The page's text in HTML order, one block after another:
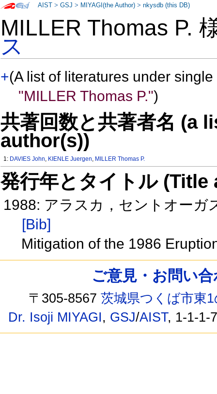
MILLER Thomas P.
ス
+(A list of literatures under
"MILLER Thomas P.")
共著回数と共著者名 (a
author(s))
1: DAVIES John, KIENLE Juergen, MILLER Thomas P.
発行年とタイトル
1988: アラスカ，セントオー
[Bib]
Mitigation of the 1986
AIST >GSJ > MIYAGI(the Author) >nkysdb (this DB)
ご意見・お問い
〒305-8567茨城県つくば市東
Dr. Isoji MIYAGI, GSJ/AIST, 1-1-1-